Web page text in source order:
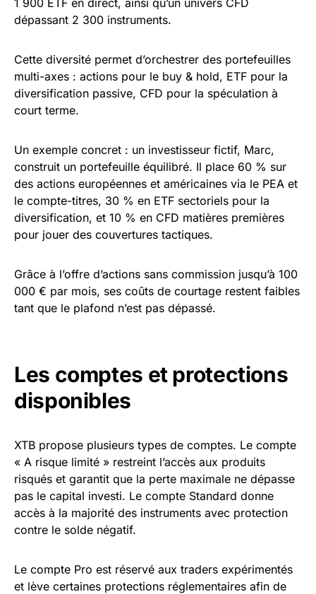
1 900 ETF en direct, ainsi qu’un univers CFD
dépassant 2 300 instruments.
Cette diversité permet d’orchestrer des portefeuilles
multi-axes : actions pour le buy & hold, ETF pour la
diversification passive, CFD pour la spéculation à
court terme.
Un exemple concret : un investisseur fictif, Marc,
construit un portefeuille équilibré. Il place 60 % sur
des actions européennes et américaines via le PEA et
le compte-titres, 30 % en ETF sectoriels pour la
diversification, et 10 % en CFD matières premières
pour jouer des couvertures tactiques.
Grâce à l’offre d’actions sans commission jusqu’à 100
000 € par mois, ses coûts de courtage restent faibles
tant que le plafond n’est pas dépassé.
Les comptes et protections
disponibles
XTB propose plusieurs types de comptes. Le compte
« A risque limité » restreint l’accès aux produits
risqués et garantit que la perte maximale ne dépasse
pas le capital investi. Le compte Standard donne
accès à la majorité des instruments avec protection
contre le solde négatif.
Le compte Pro est réservé aux traders expérimentés
et lève certaines protections réglementaires afin de